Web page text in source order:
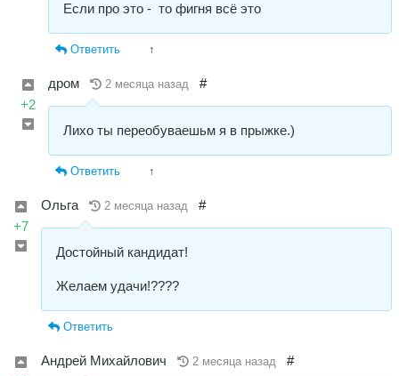
Если про это - то фигня всё это
Ответить ↑
+2
дром 2 месяца назад #
Лихо ты переобуваешьм я в прыжке.)
Ответить ↑
+7
Ольга 2 месяца назад #
Достойный кандидат!
Желаем удачи!????
Ответить
Андрей Михайлович 2 месяца назад #